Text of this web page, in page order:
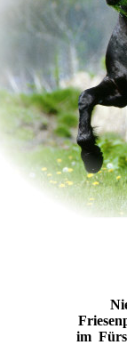
Inserate Links
im